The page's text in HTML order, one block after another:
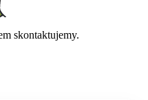
skontaktujemy.